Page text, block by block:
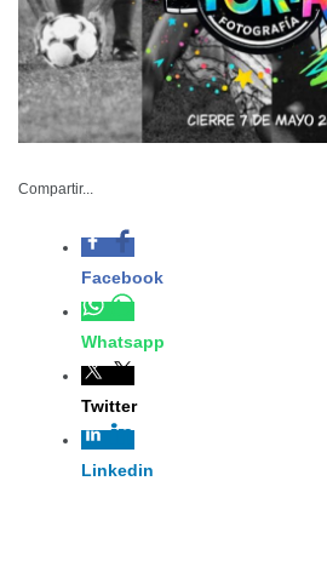
Compartir...
Facebook
Whatsapp
Twitter
Linkedin